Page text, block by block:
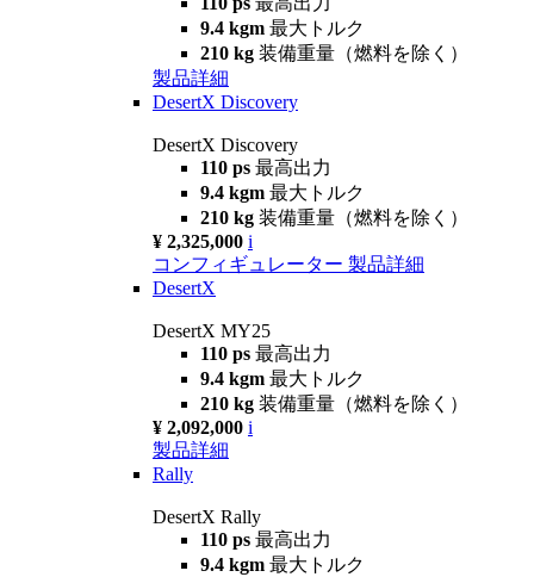
9.4 kgm 最大トルク
210 kg 装備重量（燃料を除く）
製品詳細
DesertX Discovery
DesertX Discovery
110 ps 最高出力
9.4 kgm 最大トルク
210 kg 装備重量（燃料を除く）
¥ 2,325,000 i
コンフィギュレーター 製品詳細
DesertX
DesertX MY25
110 ps 最高出力
9.4 kgm 最大トルク
210 kg 装備重量（燃料を除く）
¥ 2,092,000 i
製品詳細
Rally
DesertX Rally
110 ps 最高出力
9.4 kgm 最大トルク